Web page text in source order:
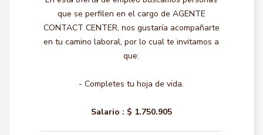
que se perfilen en el cargo de AGENTE
CONTACT CENTER, nos gustaría acompañarte
en tu camino laboral, por lo cual te invitamos a
que:
- Completes tu hoja de vida.
Salario : $ 1.750.905